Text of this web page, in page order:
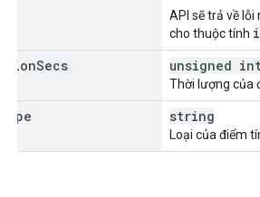
API sẽ trả về
cho thuộc tính
Secs unsigned
Thời lượng của
Type string
Loại của điểm